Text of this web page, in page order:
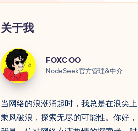
关于我
FOXCOO
FOXCOO
NodeSeek官方管理&中介
当网络的浪潮涌起时，我总是在浪尖上
乘风破浪，探索无尽的可能性。你好，